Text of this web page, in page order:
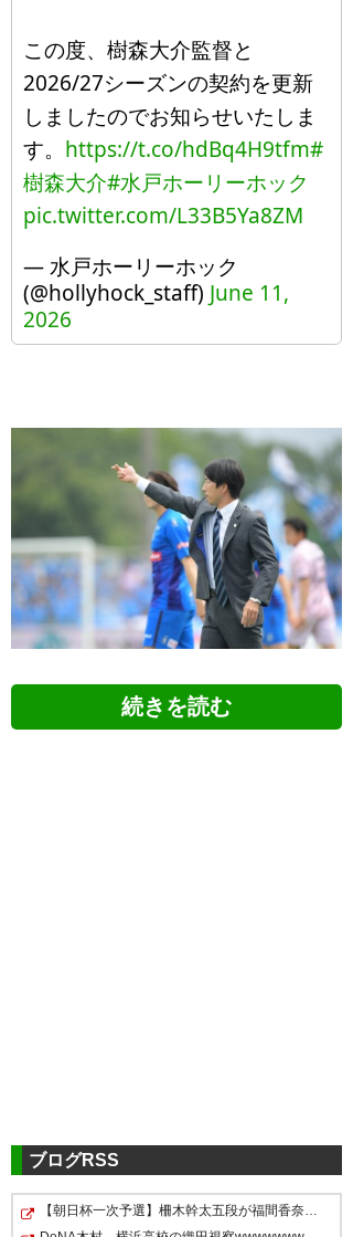
この度、樹森大介監督と
2026/27シーズンの契約を更新
しましたのでお知らせいたしま
す。 https://t.co/hdBq4H9tfm#
樹森大介#水戸ホーリーホック
pic.twitter.com/L33B5Ya8ZM
— 水戸ホーリーホック
(@hollyhock_staff) June 11,
2026
— そのだだ (son0da_310)
2026, 6月 11
さあさあここからが、ここから
ブログRSS
【朝日杯一次予選】柵木幹太五段が福間香奈女流五冠、出…